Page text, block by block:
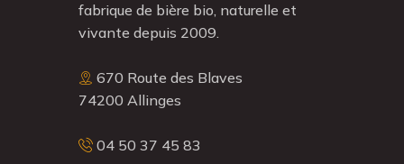
fabrique de bière bio, naturelle et
vivante depuis 2009.
670 Route des Blaves
74200 Allinges
04 50 37 45 83